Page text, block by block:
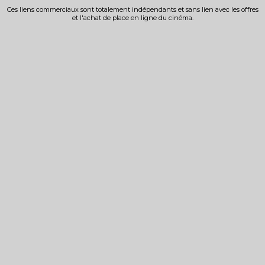
Ces liens commerciaux sont totalement indépendants et sans lien avec les offres
et l'achat de place en ligne du cinéma.